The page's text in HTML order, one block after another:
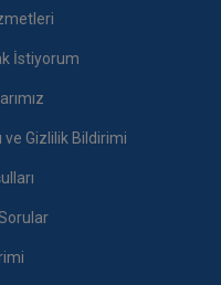
İstiyorum
ve Gizlilik Bildirimi